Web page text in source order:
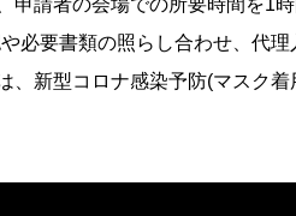
申請者の会場での所要時間を1
必要書類の照らし合わせ、代
、新型コロナ感染予防(マスク